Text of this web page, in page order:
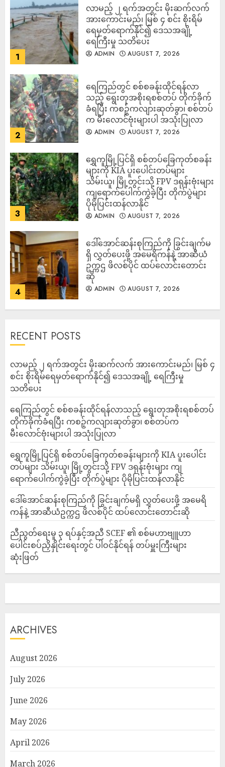
1
လာမည့် ၂ ရက်အတွင်း မိုးဆက်လက်
အားကောင်းမည်၊ မြစ် ၄ စင်း စိုးရိမ်
ရေမှတ်ရောက်နိုင်၍ ဒေသအချို့
ရေကြီးမှု သတိပေး
ADMIN AUGUST 7, 2026
2
ရေကြည်တွင် စစ်စခန်းထိုင်ရန်လာ
သည့် ရွေးတုအစိုးရစစ်တပ် တိုက်ခိုက်
ခံရပြီး ကစဉ့်ကလျားဆုတ်ခွာ၊ စစ်တပ်
က မီးလောင်ဗုံးများပါ အသုံးပြုလာ
ADMIN AUGUST 7, 2026
3
‎ရွှေကူမြို့ပြင်ရှိ စစ်တပ်ခြေကုတ်စခန်း
များကို KIA ပူးပေါင်းတပ်များ
သိမ်းယူ၊ မြို့တွင်းသို့ FPV ဒရုန်းဗုံးများ
ကျရောက်ပေါက်ကွဲခဲ့ပြီး တိုက်ပွဲများ
ပိုမိုပြင်းထန်လာနိုင်
ADMIN AUGUST 7, 2026
4
ဒေါ်အောင်ဆန်းစုကြည်ကို ခြွင်းချက်မ
ရှိ လွှတ်ပေးဖို့ အမေရိကန်နဲ့ အာဆီယံ
ဥက္ကဌ ဖိလစ်ပိုင် ထပ်လောင်းတောင်း
ဆို
ADMIN AUGUST 7, 2026
RECENT POSTS
လာမည့် ၂ ရက်အတွင်း မိုးဆက်လက် အားကောင်းမည်၊ မြစ် ၄
စင်း စိုးရိမ်ရေမှတ်ရောက်နိုင်၍ ဒေသအချို့ ရေကြီးမှု
သတိပေး
ရေကြည်တွင် စစ်စခန်းထိုင်ရန်လာသည့် ရွေးတုအစိုးရစစ်တပ်
တိုက်ခိုက်ခံရပြီး ကစဉ့်ကလျားဆုတ်ခွာ၊ စစ်တပ်က
မီးလောင်ဗုံးများပါ အသုံးပြုလာ
‎ရွှေကူမြို့ပြင်ရှိ စစ်တပ်ခြေကုတ်စခန်းများကို KIA ပူးပေါင်း
တပ်များ သိမ်းယူ၊ မြို့တွင်းသို့ FPV ဒရုန်းဗုံးများ ကျ
ရောက်ပေါက်ကွဲခဲ့ပြီး တိုက်ပွဲများ ပိုမိုပြင်းထန်လာနိုင်
ဒေါ်အောင်ဆန်းစုကြည်ကို ခြွင်းချက်မရှိ လွှတ်ပေးဖို့ အမေရိ
ကန်နဲ့ အာဆီယံဥက္ကဌ ဖိလစ်ပိုင် ထပ်လောင်းတောင်းဆို
ညီညွတ်ရေးမူ ၃ ရပ်နှင့်အညီ SCEF ၏ စစ်မဟာဗျူဟာ
ပေါင်းစပ်ညှိနှိုင်းရေးတွင် ပါဝင်နိုင်ရန် တပ်မှူးကြီးများ
ဆုံးဖြတ်
ARCHIVES
August 2026
July 2026
June 2026
May 2026
April 2026
March 2026